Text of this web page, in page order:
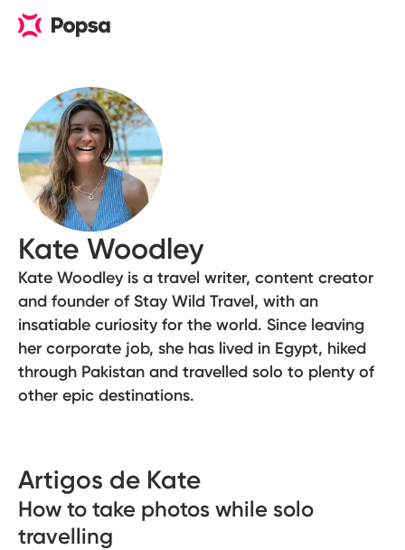
Kate Woodley
Kate Woodley is a travel writer, content creator
and founder of Stay Wild Travel, with an
insatiable curiosity for the world. Since leaving
her corporate job, she has lived in Egypt, hiked
through Pakistan and travelled solo to plenty of
other epic destinations.
Artigos de Kate
How to take photos while solo
travelling